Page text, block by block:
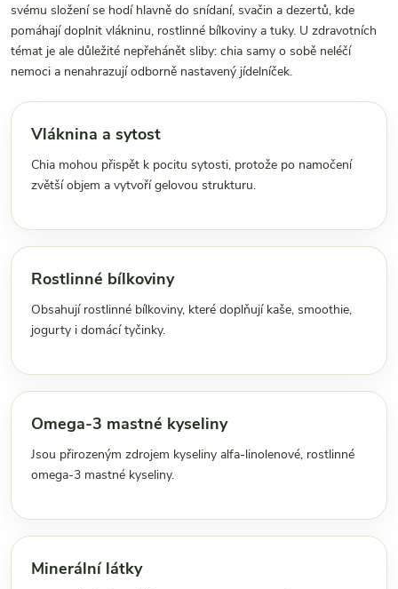
svému složení se hodí hlavně do snídaní, svačin a dezertů, kde
pomáhají doplnit vlákninu, rostlinné bílkoviny a tuky. U zdravotních
témat je ale důležité nepřehánět sliby: chia samy o sobě neléčí
nemoci a nenahrazují odborně nastavený jídelníček.
Vláknina a sytost
Chia mohou přispět k pocitu sytosti, protože po namočení
zvětší objem a vytvoří gelovou strukturu.
Rostlinné bílkoviny
Obsahují rostlinné bílkoviny, které doplňují kaše, smoothie,
jogurty i domácí tyčinky.
Omega-3 mastné kyseliny
Jsou přirozeným zdrojem kyseliny alfa-linolenové, rostlinné
omega-3 mastné kyseliny.
Minerální látky